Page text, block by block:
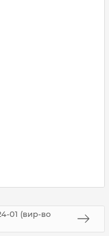
01 (вир-во